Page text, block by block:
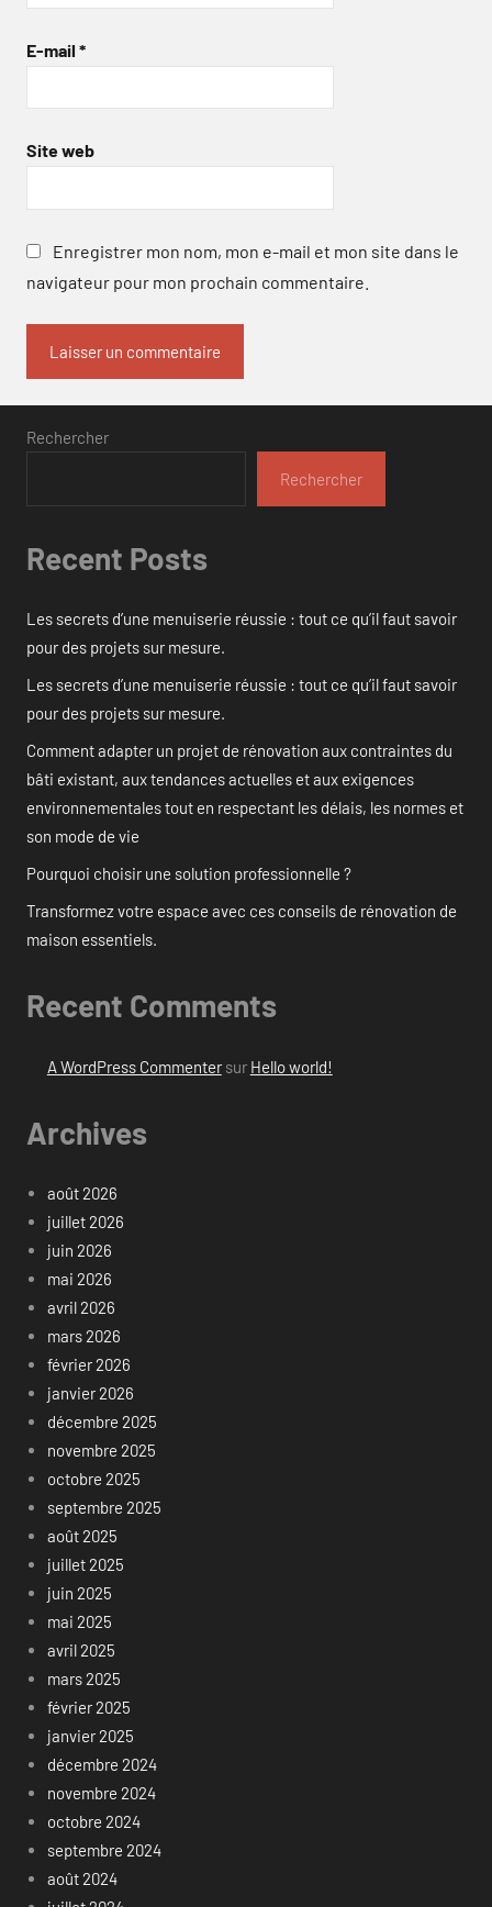
E-mail *
Site web
Enregistrer mon nom, mon e-mail et mon site dans le
navigateur pour mon prochain commentaire.
Rechercher
Rechercher
Recent Posts
Les secrets d’une menuiserie réussie : tout ce qu’il faut savoir
pour des projets sur mesure.
Les secrets d’une menuiserie réussie : tout ce qu’il faut savoir
pour des projets sur mesure.
Comment adapter un projet de rénovation aux contraintes du
bâti existant, aux tendances actuelles et aux exigences
environnementales tout en respectant les délais, les normes et
son mode de vie
Pourquoi choisir une solution professionnelle ?
Transformez votre espace avec ces conseils de rénovation de
maison essentiels.
Recent Comments
A WordPress Commentersur Hello world!
Archives
août 2026
juillet 2026
juin 2026
mai 2026
avril 2026
mars 2026
février 2026
janvier 2026
décembre 2025
novembre 2025
octobre 2025
septembre 2025
août 2025
juillet 2025
juin 2025
mai 2025
avril 2025
mars 2025
février 2025
janvier 2025
décembre 2024
novembre 2024
octobre 2024
septembre 2024
août 2024